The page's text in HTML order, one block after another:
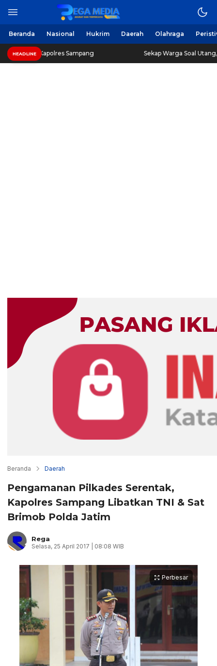
Beranda Nasional Hukrim Daerah Olahraga
HEADLINESampang Sekap Warga Soal Utang, 3 Pria di
Beranda Daerah
Pengamanan Pilkades Serentak,
Kapolres Sampang Libatkan TNI & Sat
Brimob Polda Jatim
Rega
Selasa, 25 April 2017 | 08:08 WIB
Perbesar